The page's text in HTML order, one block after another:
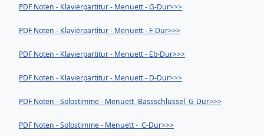
PDF Noten - Klavierpartitur - Menuett - G-Dur>>>
PDF Noten - Klavierpartitur - Menuett - F-Dur>>>
PDF Noten - Klavierpartitur - Menuett - Eb-Dur>>>
PDF Noten - Klavierpartitur - Menuett - D-Dur>>>
PDF Noten - Solostimme - Menuett -Bassschlüssel G-Dur>>>
PDF Noten - Solostimme - Menuett - C-Dur>>>